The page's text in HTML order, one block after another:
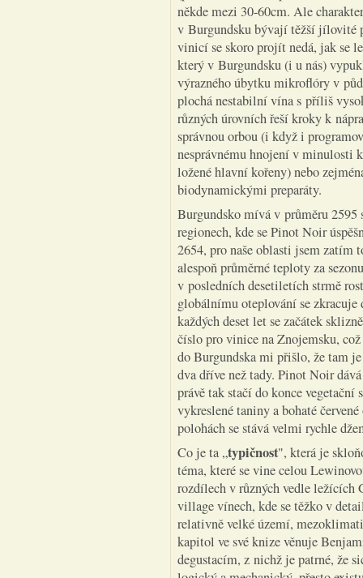
někde mezi 30-60cm. Ale
v Burgundsku bývají těžší jílovité
vinicí se skoro projít nedá, jak se
který v Burgundsku (i u nás)
výrazného úbytku mikroflóry v
plochá nestabilní vína s příliš
různých úrovních řeší kroky k
správnou orbou (i když i
nesprávnému hnojení v minulosti
ložené hlavní kořeny) nebo
biodynamickými preparáty.
Burgundsko mívá v průměru 2595
regionech, kde se Pinot Noir
2654, pro naše oblasti jsem zatím
alespoň průměrné teploty za
v posledních desetiletích strmě
globálnímu oteplování se
každých deset let se začátek
číslo pro vinice na Znojemsku,
do Burgundska mi přišlo, že tam
dva dříve než tady. Pinot Noir
právě tak stačí do konce vegetační
vykreslené taniny a bohaté
polohách se stává velmi rychle
Co je ta „typičnost", která je
téma, které se vine celou
rozdílech v různých vedle ležících
village vínech, kde se těžko v
relativně velké území,
kapitol ve své knize věnuje
degustacím, z nichž je patrné, že